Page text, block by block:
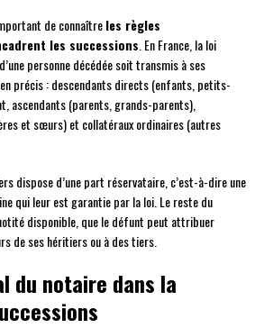
de connaîtreles règles
les successions . En France, la loi
personne décédée soit transmis à ses
précis : descendants directs (enfants, petits-
ascendants (parents, grands-parents),
et sœurs) et collatéraux ordinaires (autres
dispose d’une part réservataire, c’est-à-dire une
qui leur est garantie par la loi. Le reste du
disponible, que le défunt peut attribuer
de ses héritiers ou à des tiers.
du notaire dans la